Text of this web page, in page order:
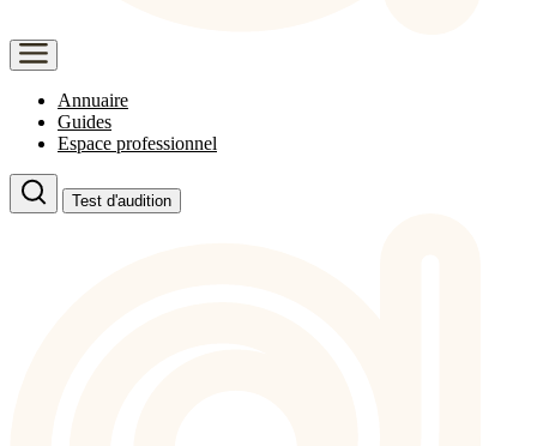
Annuaire
Guides
Espace professionnel
Test d'audition